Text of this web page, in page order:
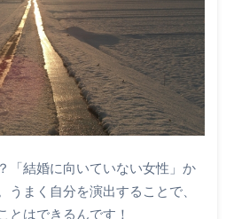
「結婚に向いていない女性」か
うまく自分を演出することで、
とはできるんです！